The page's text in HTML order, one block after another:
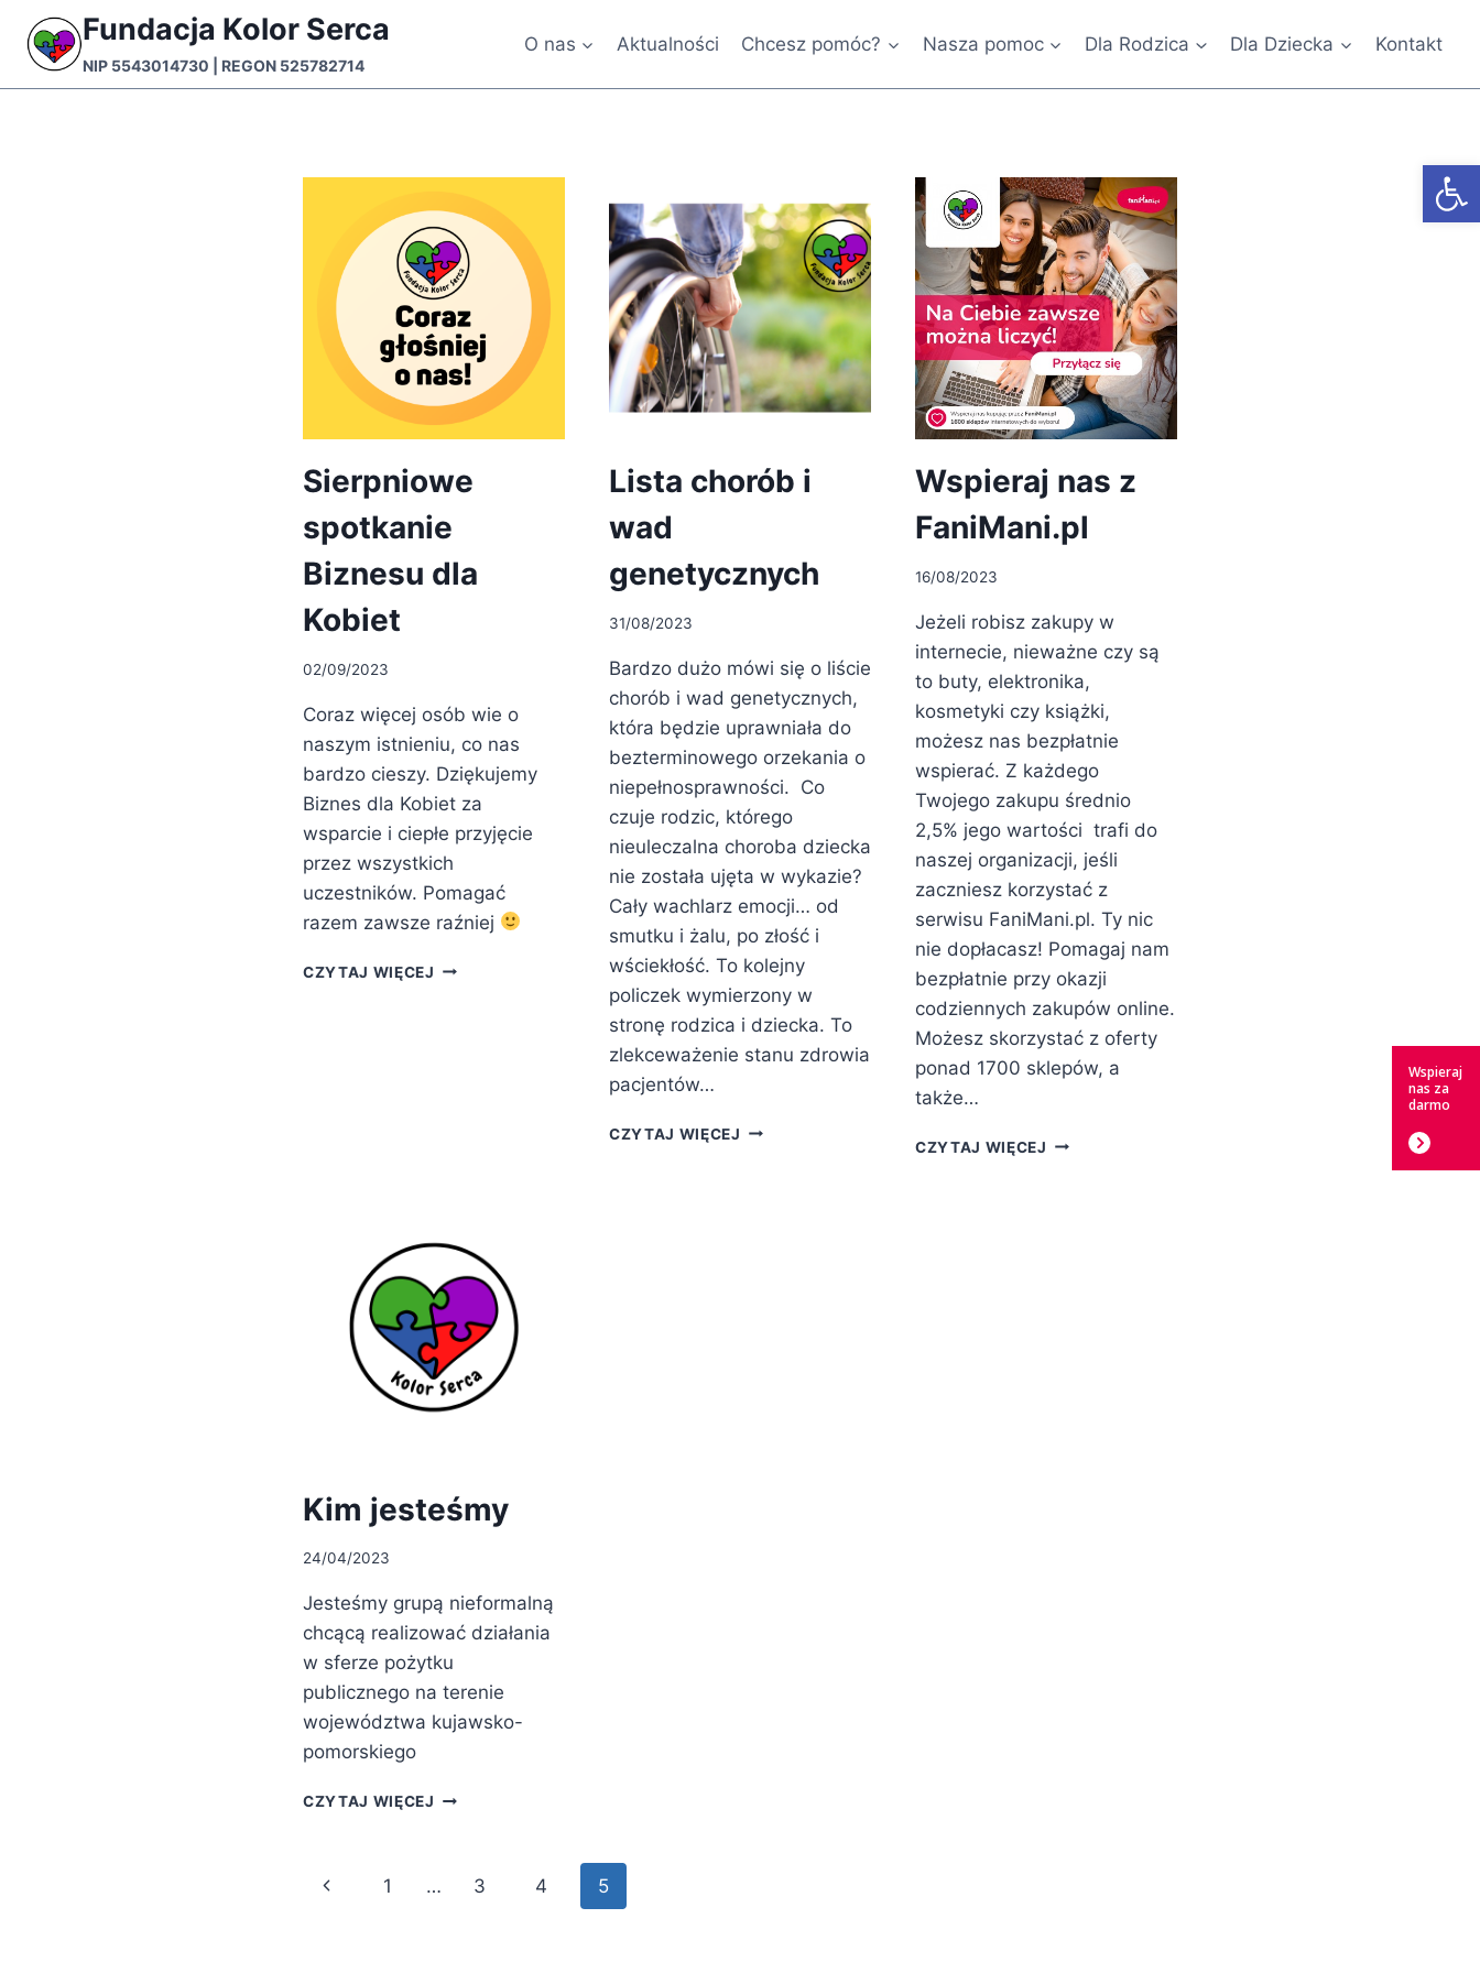
Przejdź
treści
Fundacja Kolor Serca
NIP 5543014730 | REGON 525782714
O nas Aktualności Chcesz pomóc? Nasza pomoc Dla Rodzica Dla Dziecka Kontakt
Sierpniowe
spotkanie
Biznesu dla
Kobiet
02/09/2023
Coraz więcej osób wie o
naszym istnieniu, co nas
bardzo cieszy. Dziękujemy
Biznes dla Kobiet za
wsparcie i ciepłe przyjęcie
przez wszystkich
uczestników. Pomagać
razem zawsze raźniej
CZYTAJ WIĘCEJ SIERPNIOWE
Lista chorób i
wad
genetycznych
31/08/2023
Bardzo dużo mówi się o liście
chorób i wad genetycznych,
która będzie uprawniała do
bezterminowego orzekania o
niepełnosprawności. Co
czuje rodzic, którego
nieuleczalna choroba dziecka
nie została ujęta w wykazie?
Cały wachlarz emocji… od
smutku i żalu, po złość i
wściekłość. To kolejny
policzek wymierzony w
stronę rodzica i dziecka. To
zlekceważenie stanu zdrowia
pacjentów…
CZYTAJ WIĘCEJ LISTA
Wspieraj nas z
FaniMani.pl
16/08/2023
Jeżeli robisz zakupy w
internecie, nieważne czy są
to buty, elektronika,
kosmetyki czy książki,
możesz nas bezpłatnie
wspierać. Z każdego
Twojego zakupu średnio
2,5% jego wartości trafi do
naszej organizacji, jeśli
zaczniesz korzystać z
serwisu FaniMani.pl. Ty nic
nie dopłacasz! Pomagaj nam
bezpłatnie przy okazji
codziennych zakupów online.
Możesz skorzystać z oferty
ponad 1700 sklepów, a
także…
CZYTAJ WIĘCEJ WSPIERAJ
Kim jesteśmy
24/04/2023
Jesteśmy grupą nieformalną
chcącą realizować działania
w sferze pożytku
publicznego na terenie
województwa kujawsko-
pomorskiego
CZYTAJ WIĘCEJ KIM
Nawigacja
Poprzednia
1 … 3 4 5
Wspieraj
nas za
darmo